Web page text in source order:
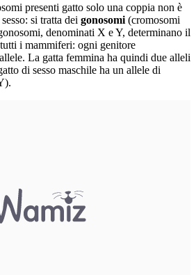
presenti gatto solo una coppia non è
si tratta dei gonosomi (cromosomi
denominati X e Y, determinano il
i mammiferi: ogni genitore
La gatta femmina ha quindi due alleli
di sesso maschile ha un allele di